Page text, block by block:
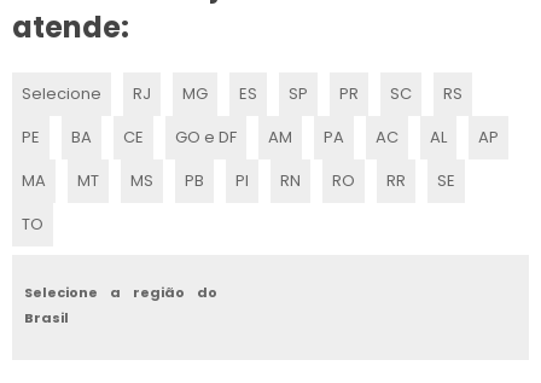
LOCAÇÃO DE TENDA 10X10
LOCAÇÃO DE TENDAS PARA FESTAS CAMPINAS
ALUGUEL DE TENDAS MG
LOCAÇÃO DE TENDA SANFONADA SIMPLES
atende:
Selecione RJ MG ES SP PR SC
RS
PE
BA CE GO e DF AM PA AC AL
AP
MA
MT MS PB PI RN RO RR
SE
TO
Selecione a região do
Brasil